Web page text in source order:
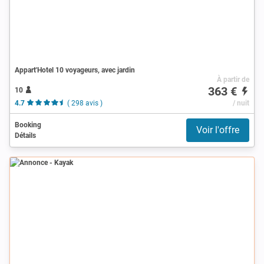
Appart'Hotel 10 voyageurs, avec jardin
10
4.7
( 298 avis )
À partir de
363 €
/ nuit
Booking
Détails
Voir l'offre
Annonce